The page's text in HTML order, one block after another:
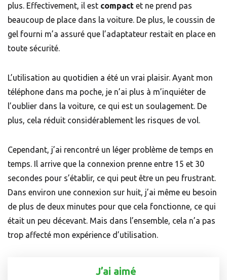
plus. Effectivement, il est compact et ne prend pas
beaucoup de place dans la voiture. De plus, le coussin de
gel fourni m’a assuré que l’adaptateur restait en place en
toute sécurité.
L’utilisation au quotidien a été un vrai plaisir. Ayant mon
téléphone dans ma poche, je n’ai plus à m’inquiéter de
l’oublier dans la voiture, ce qui est un soulagement. De
plus, cela réduit considérablement les risques de vol.
Cependant, j’ai rencontré un léger problème de temps en
temps. Il arrive que la connexion prenne entre 15 et 30
secondes pour s’établir, ce qui peut être un peu frustrant.
Dans environ une connexion sur huit, j’ai même eu besoin
de plus de deux minutes pour que cela fonctionne, ce qui
était un peu décevant. Mais dans l’ensemble, cela n’a pas
trop affecté mon expérience d’utilisation.
J’ai aimé